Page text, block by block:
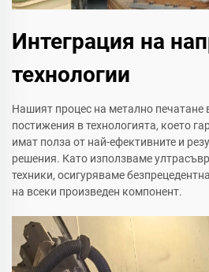
Интеграция на
технологии
Нашият процес на метално печатане
постижения в технологията, което
имат полза от най-ефективните и
решения. Като използваме
техники, осигуряваме
на всеки произведен компонент.